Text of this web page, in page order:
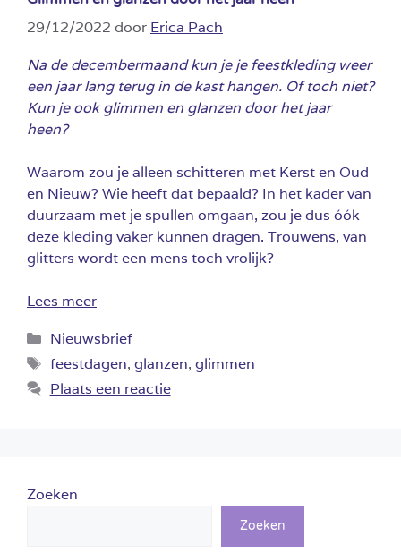
29/12/2022 door Erica Pach
Na de decembermaand kun je je feestkleding weer
een jaar lang terug in de kast hangen. Of toch niet?
Kun je ook glimmen en glanzen door het jaar
heen?
Waarom zou je alleen schitteren met Kerst en Oud
en Nieuw? Wie heeft dat bepaald? In het kader van
duurzaam met je spullen omgaan, zou je dus óók
deze kleding vaker kunnen dragen. Trouwens, van
glitters wordt een mens toch vrolijk?
Lees meer
Categorieën
Nieuwsbrief
Tags
feestdagen, glanzen, glimmen
Plaats een reactie
Zoeken
Zoeken